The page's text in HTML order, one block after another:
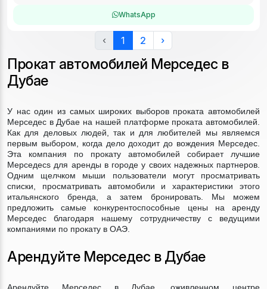
WhatsApp
‹ 1 2 ›
Прокат автомобилей Мерседес в
Дубае
У нас один из самых широких выборов проката автомобилей
Мерседес в Дубае на нашей платформе проката автомобилей.
Как для деловых людей, так и для любителей мы являемся
первым выбором, когда дело доходит до вождения Мерседес.
Эта компания по прокату автомобилей собирает лучшие
Мерседесs для аренды в городе у своих надежных партнеров.
Одним щелчком мыши пользователи могут просматривать
списки, просматривать автомобили и характеристики этого
итальянского бренда, а затем бронировать. Мы можем
предложить самые конкурентоспособные цены на аренду
Мерседес благодаря нашему сотрудничеству с ведущими
компаниями по прокату в ОАЭ.
Арендуйте Мерседес в Дубае